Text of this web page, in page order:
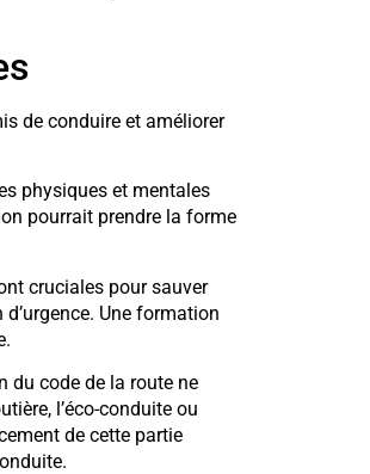
de conduire et améliorer
physiques et mentales
pourrait prendre la forme
cruciales pour sauver
Une formation
du code de la route ne
l’éco-conduite ou
de cette partie